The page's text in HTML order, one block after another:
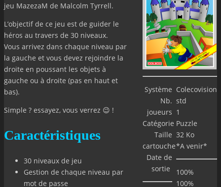
jeu MazezaM de Malcolm Tyrrell.
L’objectif de ce jeu est de guider le
héros au travers de 30 niveaux.
Vous arrivez dans chaque niveau par
la gauche et vous devez rejoindre la
droite en poussant les objets à
gauche ou à droite (pas en haut et
bas).
Simple ? essayez, vous verrez 😉 !
Caractéristiques
30 niveaux de jeu
Gestion de chaque niveau par
mot de passe
Système
Nb.
joueurs
Catégorie
Taille
cartouche
Date de
sortie
Colecovision
std
1
Puzzle
32 Ko
*A venir*
100%
100%